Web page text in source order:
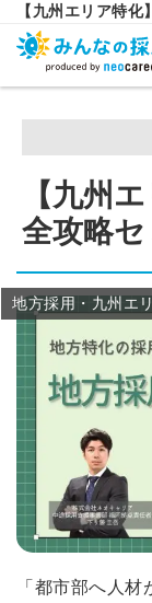
【九州エリア特
【九州
全攻略
地方採用・九州エ
「都市部へ人